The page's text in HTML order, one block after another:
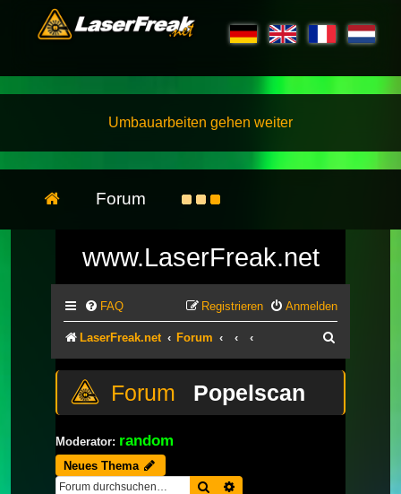
Umbauarbeiten gehen weiter
Forum
www.LaserFreak.net
FAQ Anmelden
Registrieren
LaserFreak.net Forum
Popelscan
Moderator: random
Neues Thema
Suche